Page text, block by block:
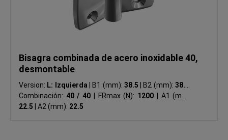
Bisagra combinada de acero inoxidable 40,
desmontable
Version: L: Izquierda B1 (mm): 38.5 B2 (mm):38.5
Combinación: 40 / 40 FRmax (N): 1200
A1 (mm):
22.5
A2 (mm): 22.5